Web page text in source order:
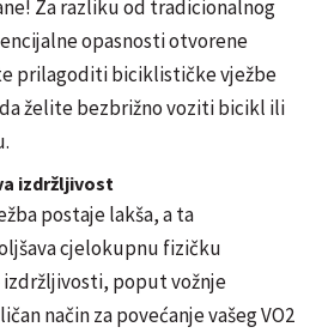
Za razliku od tradicionalnog
opasnosti otvorene
prilagoditi biciklističke vježbe
želite bezbrižno voziti bicikl ili
izdržljivost
postaje lakša, a ta
cjelokupnu fizičku
poput vožnje
način za povećanje vašeg VO2